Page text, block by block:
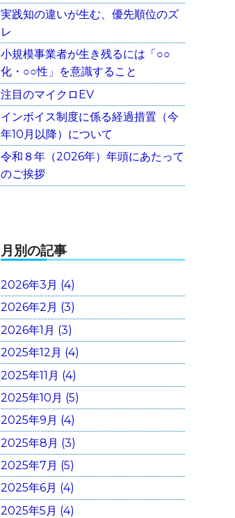
実践知の違いが生む、優先順位のズ
レ
小規模事業者が生き残るには「○○
化・○○性」を意識すること
注目のマイクロEV
インボイス制度に係る経過措置（今
年10月以降）について
令和８年（2026年）年頭にあたって
のご挨拶
月別の記事
2026年3月 (4)
2026年2月 (3)
2026年1月 (3)
2025年12月 (4)
2025年11月 (4)
2025年10月 (5)
2025年9月 (4)
2025年8月 (3)
2025年7月 (5)
2025年6月 (4)
2025年5月 (4)